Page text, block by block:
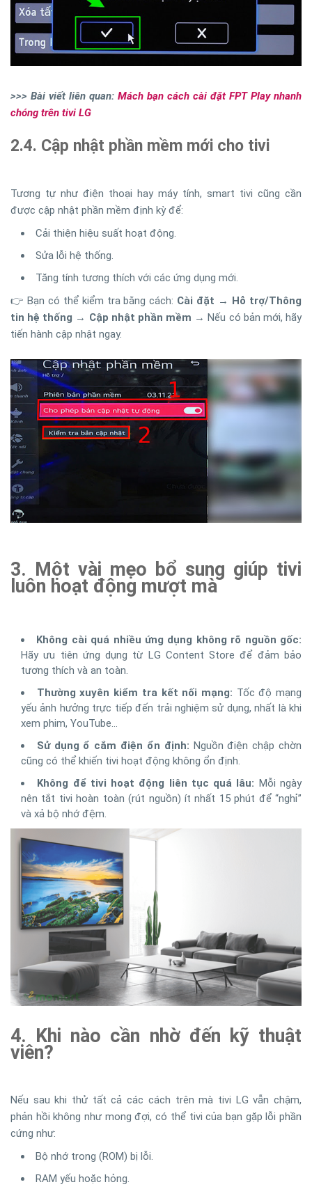
>>> Bài viết liên quan: Mách bạn cách cài đặt FPT Play nhanh
chóng trên tivi LG
2.4. Cập nhật phần mềm mới cho tivi
Tương tự như điện thoại hay máy tính, smart tivi cũng cần
được cập nhật phần mềm định kỳ để:
Cải thiện hiệu suất hoạt động.
Sửa lỗi hệ thống.
Tăng tính tương thích với các ứng dụng mới.
👉 Bạn có thể kiểm tra bằng cách: Cài đặt → Hỗ trợ/Thông
tin hệ thống → Cập nhật phần mềm → Nếu có bản mới, hãy
tiến hành cập nhật ngay.
3. Một vài mẹo bổ sung giúp tivi
luôn hoạt động mượt mà
Không cài quá nhiều ứng dụng không rõ nguồn gốc:
Hãy ưu tiên ứng dụng từ LG Content Store để đảm bảo
tương thích và an toàn.
Thường xuyên kiểm tra kết nối mạng: Tốc độ mạng
yếu ảnh hưởng trực tiếp đến trải nghiệm sử dụng, nhất là khi
xem phim, YouTube…
Sử dụng ổ cắm điện ổn định: Nguồn điện chập chờn
cũng có thể khiến tivi hoạt động không ổn định.
Không để tivi hoạt động liên tục quá lâu: Mỗi ngày
nên tắt tivi hoàn toàn (rút nguồn) ít nhất 15 phút để “nghỉ”
và xả bộ nhớ đệm.
4. Khi nào cần nhờ đến kỹ thuật
viên?
Nếu sau khi thử tất cả các cách trên mà tivi LG vẫn chậm,
phản hồi không như mong đợi, có thể tivi của bạn gặp lỗi phần
cứng như:
Bộ nhớ trong (ROM) bị lỗi.
RAM yếu hoặc hỏng.